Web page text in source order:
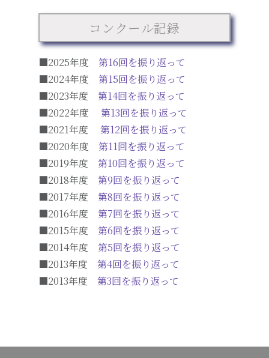
コンクール記録
■2025年度 第16回を振り返って
■2024年度 第15回を振り返って
■2023年度 第14回を振り返って
■2022年度 第13回を振り返って
■2021年度 第12回を振り返って
■2020年度 第11回を振り返って
■2019年度 第10回を振り返って
■2018年度 第9回を振り返って
■2017年度 第8回を振り返って
■2016年度 第7回を振り返って
■2015年度 第6回を振り返って
■2014年度 第5回を振り返って
■2013年度 第4回を振り返って
■2013年度 第3回を振り返って